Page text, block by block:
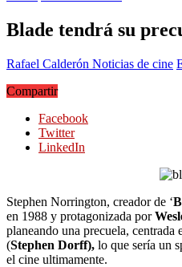
Blade tendrá su
Rafael Calderón Noticias de cine
Compartir
Facebook
Twitter
LinkedIn
Stephen Norrington, creador de ‘
en 1988 y protagonizada por
planeando una precuela, centrada
(Stephen Dorff), lo que sería un
el cine ultimamente.